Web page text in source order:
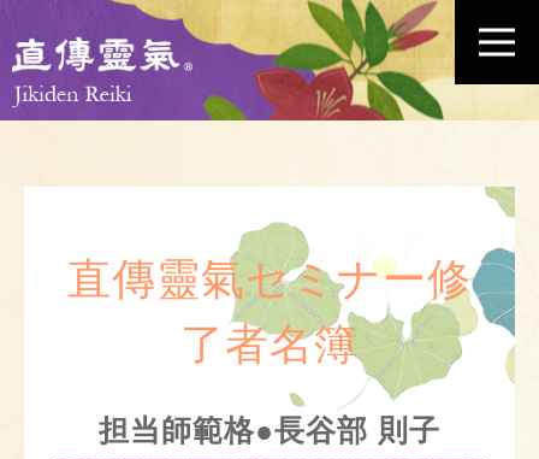
直傳靈氣セミナー修
了者名簿
担当師範格●長谷部 則子